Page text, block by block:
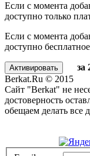
Если с момента
доступно только
Если с момента
доступно
за
Berkat.Ru © 2015
Сайт "Berkat" не
достоверность
обещаем делать все